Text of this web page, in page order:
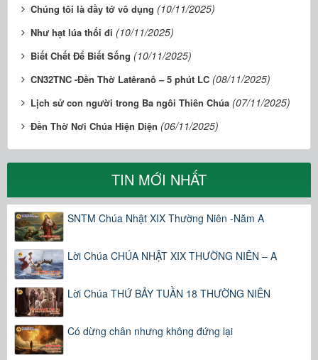
Chúng tôi là đầy tớ vô dụng (10/11/2025)
Như hạt lúa thối đi (10/11/2025)
Biết Chết Để Biết Sống (10/11/2025)
CN32TNC -Đền Thờ Latêranô – 5 phút LC (08/11/2025)
Lịch sử con người trong Ba ngôi Thiên Chúa (07/11/2025)
Đền Thờ Nơi Chúa Hiện Diện (06/11/2025)
TIN MỚI NHẤT
SNTM Chúa Nhật XIX Thường Niên -Năm A
Lời Chúa CHÚA NHẬT XIX THƯỜNG NIÊN – A
Lời Chúa THỨ BẢY TUẦN 18 THƯỜNG NIÊN
Có dừng chân nhưng không đứng lại